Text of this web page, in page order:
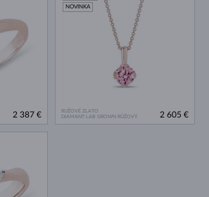
2 387 €
RUŽOVÉ ZLATO
DIAMANT LAB GROWN RŮŽOVÝ
NOVINKA
2 605 €